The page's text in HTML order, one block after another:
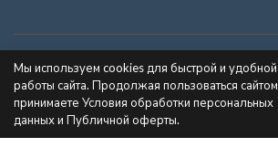
Каталог товаров
Информация
Мы используем cookies для быстрой и удобной
работы сайта. Продолжая пользоваться
принимаете Условия обработки персональных
данных и Публичной оферты.